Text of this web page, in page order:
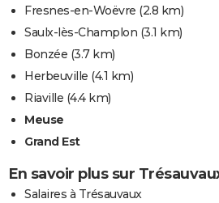
Fresnes-en-Woëvre (2.8 km)
Saulx-lès-Champlon (3.1 km)
Bonzée (3.7 km)
Herbeuville (4.1 km)
Riaville (4.4 km)
Meuse
Grand Est
En savoir plus sur
Salaires à Trésauvaux